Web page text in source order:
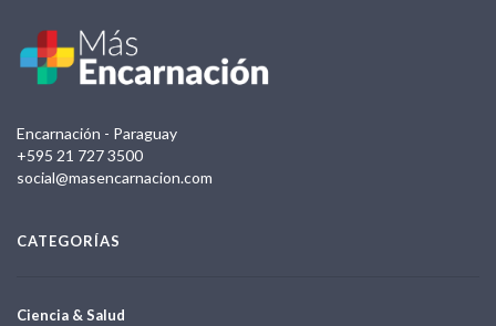
Encarnación - Paraguay
+595 21 727 3500
social@masencarnacion.com
CATEGORÍAS
Ciencia & Salud